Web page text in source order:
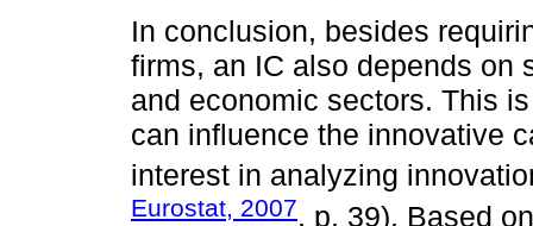
In conclusion, besides
firms, an IC also depends on
and economic sectors. This
can influence the innovative
interest in analyzing
Eurostat, 2007, p. 39). Based